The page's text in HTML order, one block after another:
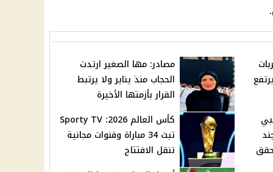
مصادر: مها الصغير ارتدت
الحجاب منذ يناير ولا يرتبط
القرار بأزمتها الأخيرة
كأس العالم 2026: Sporty TV
تبث 34 مباراة وقنوات مجانية
تنقل الافتتاح